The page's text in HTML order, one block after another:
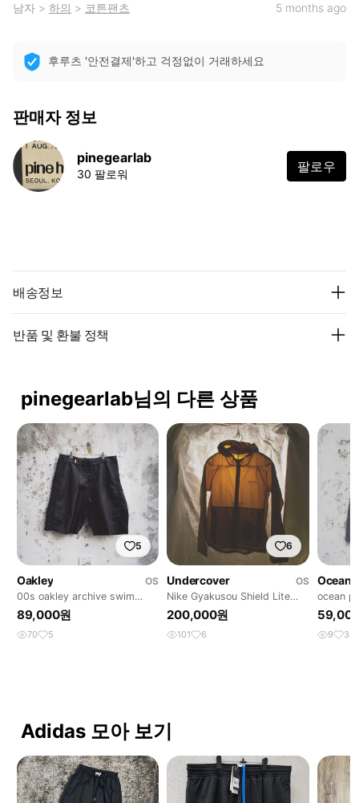
남자 > 하의 > 코튼팬츠 5 months ago
후루츠 '안전결제'하고 걱정없이 거래하세요
판매자 정보
pinegearlab
30 팔로워 팔로우
배송정보
반품 및 환불 정책
pinegearlab님의 다른 상품
5
Oakley
OS
00s oakley archive swim
shorts
89,000원
70 5
6
Undercover
OS
Nike Gyakusou Shield Lite
Jacket
200,000원
101 6
Ocean
ocean
9 3
Adidas 모아 보기